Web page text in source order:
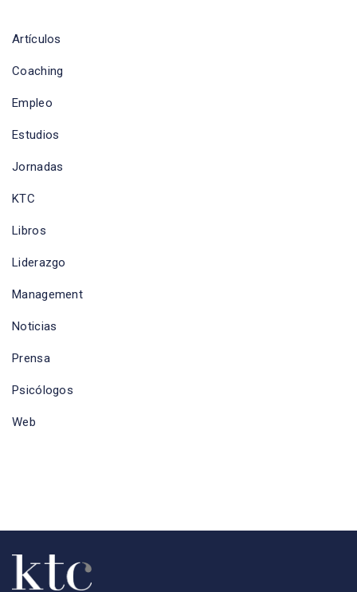
Artículos
Coaching
Empleo
Estudios
Jornadas
KTC
Libros
Liderazgo
Management
Noticias
Prensa
Psicólogos
Web